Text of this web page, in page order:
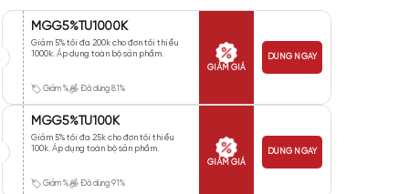
MGG5%TU1000K
Giảm 5% tối đa 200k cho đơn tối thiểu
1000k. Áp dụng toàn bộ sản phẩm.
Giảm % Đã dùng 81%
GIẢM GIÁ
DÙNG NGAY
MGG5%TU100K
Giảm 5% tối đa 25k cho đơn tối thiểu
100k. Áp dụng toàn bộ sản phẩm.
Giảm % Đã dùng 91%
GIẢM GIÁ
DÙNG NGAY